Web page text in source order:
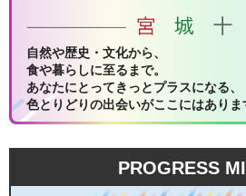
自然や歴史・文化から、
食や暮らしに至るまで。
あなたにとってきっとプラスになる、
色とりどりの出会いがここにはありま
PROGRESS